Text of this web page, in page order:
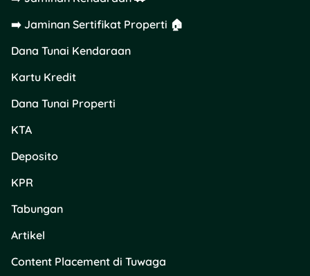
dari KTP, KK, pas
foto, plus dokumen
kategori.
Setelah daftar:
tempat pengambilan
langsung (bisa
dokumen sesuai
syarat).
➡️ Jaminan Sertifikat Properti 🏠
Dana Tunai Kendaraan
Kartu Kredit
Dana Tunai Properti
KTA
Deposito
KPR
Tabungan
Artikel
Content Placement di Tuwaga